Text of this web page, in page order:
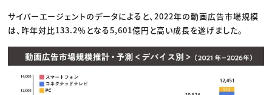
サイバーエージェントのデータによると、2022年の動画広告市場規模
は、昨年対比133.2％となる5,601億円と高い成長を遂げました。